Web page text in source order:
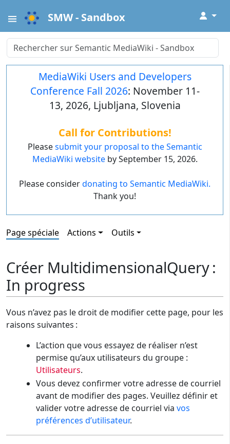
SMW - Sandbox ↓
MediaWiki Users and Developers
Conference Fall 2026: November 11-
13, 2026, Ljubljana, Slovenia
Call for Contributions!
Pleasesubmit your proposal to the Semantic
MediaWiki websiteby September 15, 2026.
Please considerdonating to Semantic MediaWiki.
Thank you!
Page spéciale Actions Outils
Créer MultidimensionalQuery :
In progress
Vous n’avez pas le droit de modifier cette page, pour les
raisons suivantes :
L’action que vous essayez de réaliser n’est
permise qu’aux utilisateurs du groupe :
Utilisateurs.
Vous devez confirmer votre adresse de courriel
avant de modifier des pages. Veuillez définir et
valider votre adresse de courriel via vos
préférences d’utilisateur.